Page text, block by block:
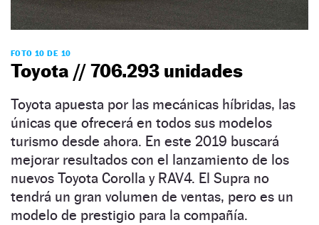
FOTO 10 DE 10
Toyota // 706.293 unidades
Toyota apuesta por las mecánicas híbridas, las
únicas que ofrecerá en todos sus modelos
turismo desde ahora. En este 2019 buscará
mejorar resultados con el lanzamiento de los
nuevos Toyota Corolla y RAV4. El Supra no
tendrá un gran volumen de ventas, pero es un
modelo de prestigio para la compañía.